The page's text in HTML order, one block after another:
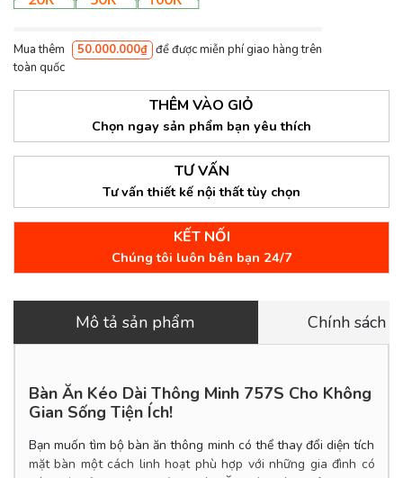
Mua thêm 50.000.000₫ để được miễn phí giao hàng trên
toàn quốc
THÊM VÀO GIỎ
Chọn ngay sản phẩm bạn yêu thích
TƯ VẤN
Tư vấn thiết kế nội thất tùy chọn
KẾT NỐI
Chúng tôi luôn bên bạn 24/7
Mô tả sản phẩm Chính sách
Bàn Ăn Kéo Dài Thông Minh 757S Cho Không
Gian Sống Tiện Ích!
Bạn muốn tìm bộ bàn ăn thông minh có thể thay đổi diện tích
mặt bàn một cách linh hoạt phù hợp với những gia đình có